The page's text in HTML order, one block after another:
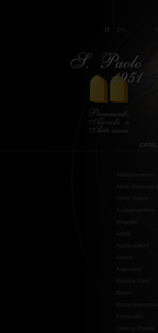
IT EN
Abbigliamento
Abito
Abito Talare
Acquasantiere
Ampolle
Anelli
Applicazioni
Arazzi
Aspersori
Bordi e Pizzi
Borse
Borse
Portacalici
Calici e Pissidi